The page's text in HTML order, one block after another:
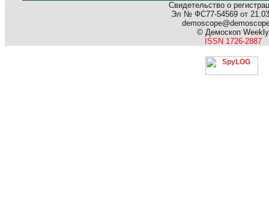
Свидетельство о
Эл № ФС77-54569 от
© Демоскоп Weekly
ISSN 1726-2887